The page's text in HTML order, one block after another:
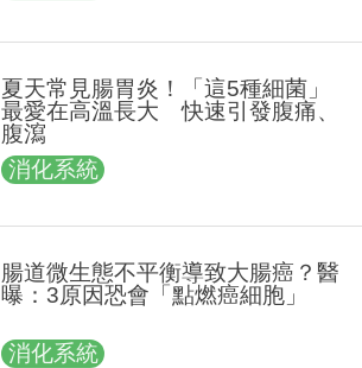
夏天常見腸胃炎！「這5種細菌」
最愛在高溫長大 快速引發腹痛、
腹瀉
消化系統
腸道微生態不平衡導致大腸癌？醫
曝：3原因恐會「點燃癌細胞」
消化系統